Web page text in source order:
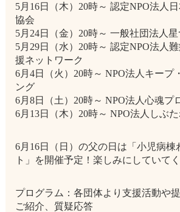
5月16日（木）20時～ 認定NPO法人
協会
5月24日（金）20時～ 一般社団法人
5月29日（水）20時～ 認定NPO法人
援ネットワーク
6月4日（火）20時～ NPO法人キープ
ング
6月8日（土）20時～ NPO法人心魂プ
6月13日（木）20時～ NPO法人しぶ
6月16日（日）の父の日は「小児病棟
ト」を開催予定！楽しみにしていてく
プログラム：各団体より支援活動や
ご紹介、質疑応答